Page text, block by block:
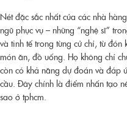
Nét đặc sắc nhất của các nhà
ngũ phục vụ – những “nghệ sĩ”
và tinh tế trong từng cử chỉ, từ
món ăn, đồ uống. Họ không chỉ
còn có khả năng dự đoán và đáp
cầu. Đây chính là điểm nhấn tạo
sao ở tphcm.